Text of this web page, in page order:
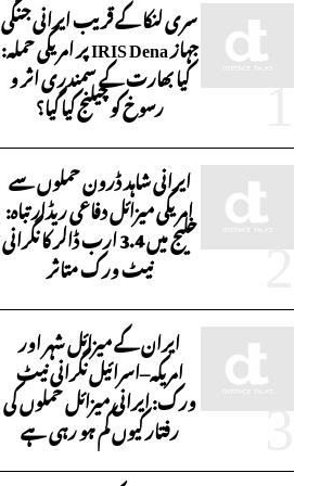
سری لنکا کے قریب ایرانی جنگی
جہاز IRIS Dena پر امریکی حملہ:
کیا بھارت کے سمندری اثر و
رسوخ کو چیلنج کیا گیا؟
ایرانی شاہد ڈرون حملوں سے
امریکی میزائل دفاعی ریڈار تباہ:
خلیج میں 3.4 ارب ڈالر کا نگرانی
نیٹ ورک متاثر
ایران کے میزائل شہر اور
امریکہ–اسرائیل نگرانی نیٹ
ورک: ایرانی میزائل حملوں کی
رفتار کیوں کم ہو رہی ہے